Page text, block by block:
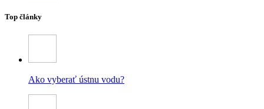
Top články
Ako vyberať ústnu vodu?